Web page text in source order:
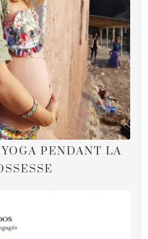
PENDANT LA